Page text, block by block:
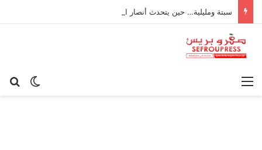
سبتة ومليلية… حين يتحدث أنصار الديمقراطية بلسان الاستعمار
الوضع القائمة